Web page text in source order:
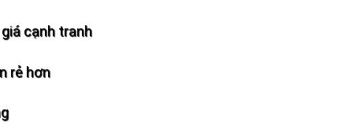
cạnh tranh
rẻ hơn